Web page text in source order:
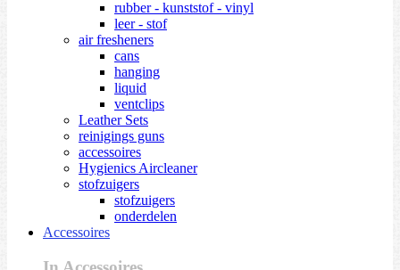
rubber - kunststof - vinyl
leer - stof
air fresheners
cans
hanging
liquid
ventclips
Leather Sets
reinigings guns
accessoires
Hygienics Aircleaner
stofzuigers
stofzuigers
onderdelen
Accessoires